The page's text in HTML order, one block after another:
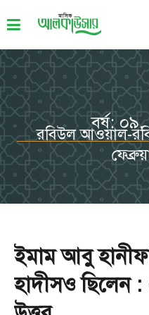
বর্ষ:
রবিউল আওয়াল-
ইমাম আবু
হাদীসও ছিলেন :